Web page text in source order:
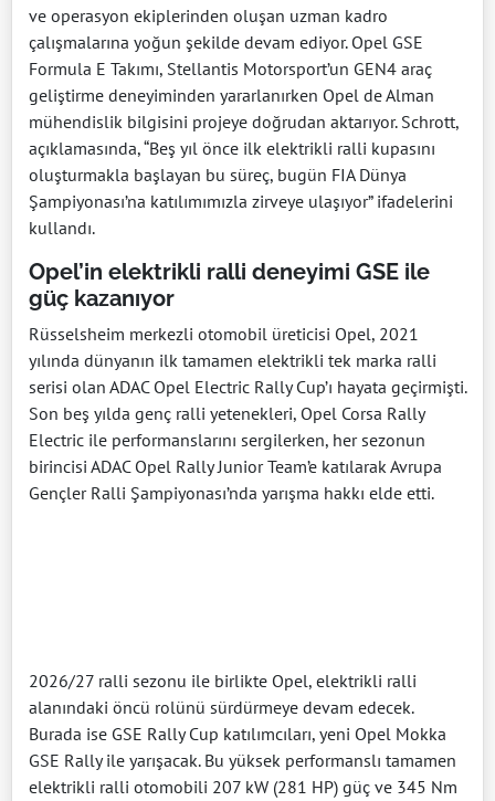
ve operasyon ekiplerinden oluşan uzman kadro
çalışmalarına yoğun şekilde devam ediyor. Opel GSE
Formula E Takımı, Stellantis Motorsport’un GEN4 araç
geliştirme deneyiminden yararlanırken Opel de Alman
mühendislik bilgisini projeye doğrudan aktarıyor. Schrott,
açıklamasında, “Beş yıl önce ilk elektrikli ralli kupasını
oluşturmakla başlayan bu süreç, bugün FIA Dünya
Şampiyonası’na katılımımızla zirveye ulaşıyor” ifadelerini
kullandı.
Opel’in elektrikli ralli deneyimi GSE ile
güç kazanıyor
Rüsselsheim merkezli otomobil üreticisi Opel, 2021
yılında dünyanın ilk tamamen elektrikli tek marka ralli
serisi olan ADAC Opel Electric Rally Cup’ı hayata geçirmişti.
Son beş yılda genç ralli yetenekleri, Opel Corsa Rally
Electric ile performanslarını sergilerken, her sezonun
birincisi ADAC Opel Rally Junior Team’e katılarak Avrupa
Gençler Ralli Şampiyonası’nda yarışma hakkı elde etti.
2026/27 ralli sezonu ile birlikte Opel, elektrikli ralli
alanındaki öncü rolünü sürdürmeye devam edecek.
Burada ise GSE Rally Cup katılımcıları, yeni Opel Mokka
GSE Rally ile yarışacak. Bu yüksek performanslı tamamen
elektrikli ralli otomobili 207 kW (281 HP) güç ve 345 Nm